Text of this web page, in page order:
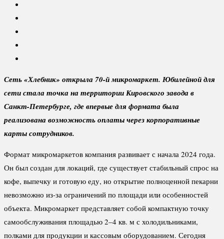
Сеть «Хлебник» открыла 70-й микромаркет. Юбилейной для
сети стала точка на территории Кировского завода в
Санкт-Петербурге, где впервые для формата была
реализована возможность оплаты через корпоративные
карты сотрудников.
Формат микромаркетов компания развивает с начала 2024 года.
Он был создан для локаций, где существует стабильный спрос на
кофе, выпечку и готовую еду, но открытие полноценной пекарни
невозможно из-за ограничений по площади или особенностей
объекта. Микромаркет представляет собой компактную точку
самообслуживания площадью 2–4 кв. м с холодильниками,
полками для продукции и кассовым оборудованием. Сегодня